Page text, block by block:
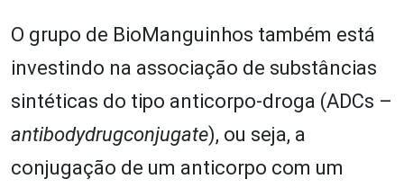
O grupo de BioManguinhos também está
investindo na associação de substâncias
sintéticas do tipo anticorpo-droga (ADCs –
antibodydrugconjugate), ou seja, a
conjugação de um anticorpo com um